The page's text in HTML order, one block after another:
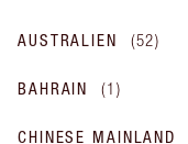
AUSTRALIEN (52)
BAHRAIN (1 )
CHINESE MAINLAND